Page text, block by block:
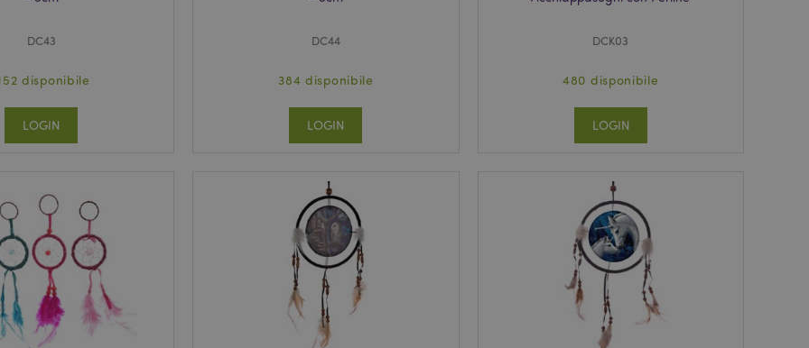
DC43
disponibile
LOGIN
DC44
384 disponibile
LOGIN
DCK03
480 disponibile
LOGIN